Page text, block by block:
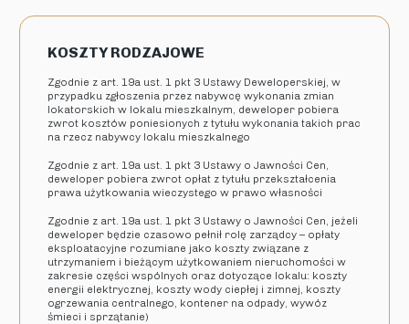
KOSZTY RODZAJOWE
Zgodnie z art. 19a ust. 1 pkt 3 Ustawy Deweloperskiej, w
przypadku zgłoszenia przez nabywcę wykonania zmian
lokatorskich w lokalu mieszkalnym, deweloper pobiera
zwrot kosztów poniesionych z tytułu wykonania takich prac
na rzecz nabywcy lokalu mieszkalnego
Zgodnie z art. 19a ust. 1 pkt 3 Ustawy o Jawności Cen,
deweloper pobiera zwrot opłat z tytułu przekształcenia
prawa użytkowania wieczystego w prawo własności
Zgodnie z art. 19a ust. 1 pkt 3 Ustawy o Jawności Cen, jeżeli
deweloper będzie czasowo pełnił rolę zarządcy – opłaty
eksploatacyjne rozumiane jako koszty związane z
utrzymaniem i bieżącym użytkowaniem nieruchomości w
zakresie części wspólnych oraz dotyczące lokalu: koszty
energii elektrycznej, koszty wody ciepłej i zimnej, koszty
ogrzewania centralnego, kontener na odpady, wywóz
śmieci i sprzątanie)